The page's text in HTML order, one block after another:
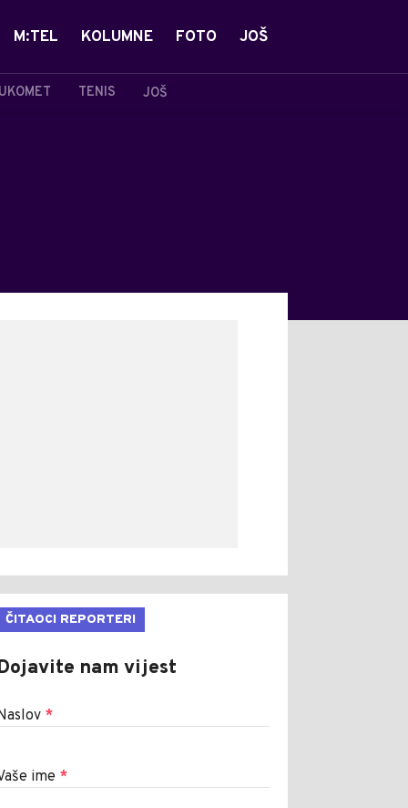
TENIS JOŠ
M:TEL KOLUMNE FOTO JOŠ
ČITAOCI REPORTERI
nam vijest
*
ime *